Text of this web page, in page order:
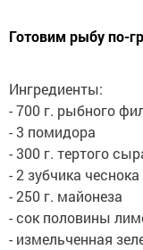
Готовим рыбу по-
Ингредиенты:
- 700 г. рыбного
- 3 помидора
- 300 г. тертого
- 2 зубчика чеснока
- 250 г. майонеза
- сок половины
- измельченная